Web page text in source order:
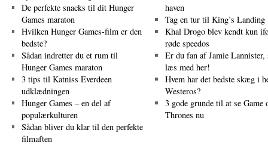
De perfekte snacks til dit Hunger
Games maraton
Hvilken Hunger Games-film er den
bedste?
Sådan indretter du et rum til
Hunger Games maraton
3 tips til Katniss Everdeen
udklædningen
Hunger Games – en del af
populærkulturen
Sådan bliver du klar til den perfekte
filmaften
haven
Tag en tur til King’s Landing
Khal Drogo blev kendt kun
røde speedos
Er du fan af Jamie Lannister,
læs med her!
Hvem har det bedste skæg i
Westeros?
3 gode grunde til at se Game
Thrones nu